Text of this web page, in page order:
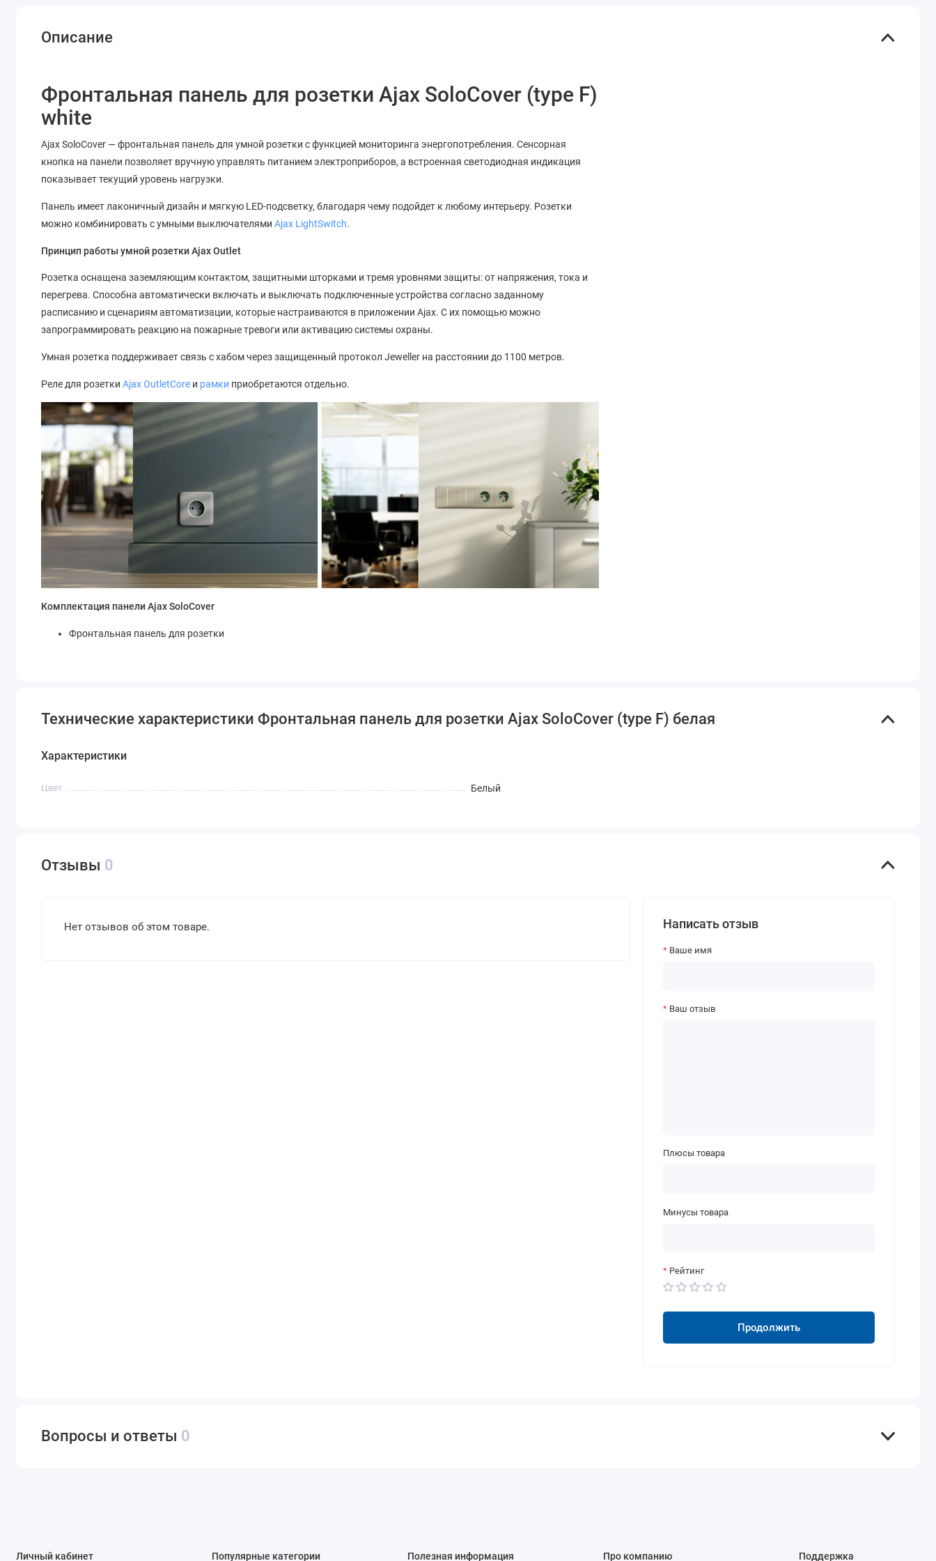
Описание
Фронтальная панель для розетки Ajax SoloCover (type F)
white
Ajax SoloCover — фронтальная панель для умной розетки с функцией мониторинга энергопотребления. Сенсорная
кнопка на панели позволяет вручную управлять питанием электроприборов, а встроенная светодиодная индикация
показывает текущий уровень нагрузки.
Панель имеет лаконичный дизайн и мягкую LED-подсветку, благодаря чему подойдет к любому интерьеру. Розетки
можно комбинировать с умными выключателямиAjax LightSwitch.
Принцип работы умной розетки Ajax Outlet
Розетка оснащена заземляющим контактом, защитными шторками и тремя уровнями защиты: от напряжения, тока и
перегрева. Способна автоматически включать и выключать подключенные устройства согласно заданному
расписанию и сценариям автоматизации, которые настраиваются в приложении Ajax. С их помощью можно
запрограммировать реакцию на пожарные тревоги или активацию системы охраны.
Умная розетка поддерживает связь с хабом через защищенный протокол Jeweller на расстоянии до 1100 метров.
Реле для розеткиAjax OutletCore и рамки приобретаются отдельно.
Комплектация панели Ajax SoloCover
Фронтальная панель для розетки
Технические характеристики Фронтальная панель для розетки Ajax SoloCover (type F) белая
Характеристики
Цвет Белый
Отзывы 0
Нет отзывов об этом товаре. Написать отзыв
Ваше имя
Ваш отзыв
Плюсы товара
Минусы товара
Рейтинг
Продолжить
Вопросы и ответы 0
Личный кабинет Популярные категории Полезная информация Про компанию Поддержка